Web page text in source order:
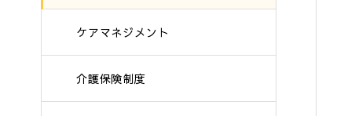
ケアマネジメント
介護保険制度